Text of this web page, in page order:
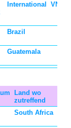
International VN
Brazil
Guatemala
Land wo
zutreffend
South Africa